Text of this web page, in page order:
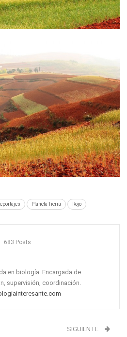
Planeta Tierra Rojo
683 Posts
en biología. Encargada de
supervisión, coordinación.
SIGUIENTE